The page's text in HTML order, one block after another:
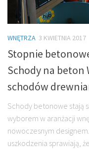
WNĘTRZA 3 KWIETNIA 2017
Stopnie
Schody na beton
schodów
Schody betonowe stają
wyborem w aranżacji
nowoczesnym
uszkodzenia sprawiają,